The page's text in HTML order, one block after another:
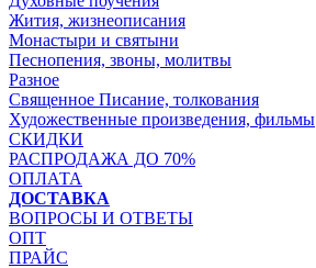
Жития, жизнеописания
Монастыри и святыни
Песнопения, звоны, молитвы
Разное
Священное Писание, толкования
Художественные произведения, фильмы
СКИДКИ
РАСПРОДАЖА ДО 70%
ОПЛАТА
ДОСТАВКА
ВОПРОСЫ И ОТВЕТЫ
ОПТ
ПРАЙС